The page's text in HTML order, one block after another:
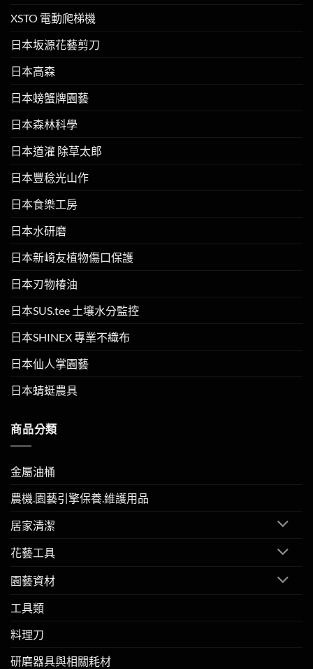
XSTO 電動爬梯機
日本坂源花藝剪刀
日本高森
日本螃蟹牌園藝
日本森林科學
日本道灌 除草太郎
日本豐稔光山作
日本食樂工房
日本水研磨
日本新崎友植物傷口保護
日本刃物椿油
日本SUS.tee 土壤水分監控
日本SHINEX 專業不織布
日本仙人掌園藝
日本蜻蜓農具
商品分類
金屬油桶
農機.園藝引擎保養.維護用品
居家清潔
花藝工具
園藝資材
工具類
料理刀
研磨器具與相關耗材